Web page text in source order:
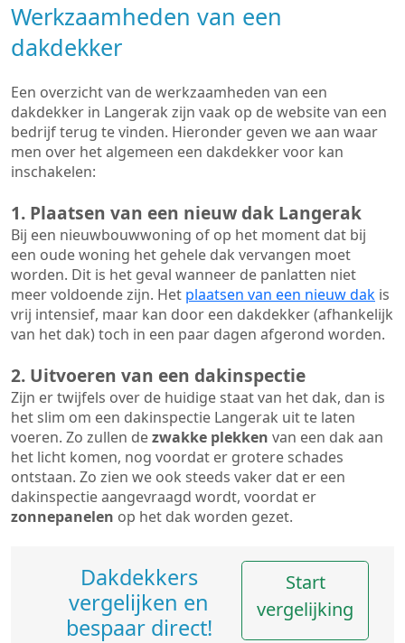
Werkzaamheden van een
dakdekker
Een overzicht van de werkzaamheden van een
dakdekker in Langerak zijn vaak op de website van een
bedrijf terug te vinden. Hieronder geven we aan waar
men over het algemeen een dakdekker voor kan
inschakelen:
1. Plaatsen van een nieuw dak Langerak
Bij een nieuwbouwwoning of op het moment dat bij
een oude woning het gehele dak vervangen moet
worden. Dit is het geval wanneer de panlatten niet
meer voldoende zijn. Het plaatsen van een nieuw dak is
vrij intensief, maar kan door een dakdekker (afhankelijk
van het dak) toch in een paar dagen afgerond worden.
2. Uitvoeren van een dakinspectie
Zijn er twijfels over de huidige staat van het dak, dan is
het slim om een dakinspectie Langerak uit te laten
voeren. Zo zullen dezwakke plekken van een dak aan
het licht komen, nog voordat er grotere schades
ontstaan. Zo zien we ook steeds vaker dat er een
dakinspectie aangevraagd wordt, voordat er
zonnepanelen op het dak worden gezet.
Dakdekkers
vergelijken en
bespaar direct!
Start
vergelijking